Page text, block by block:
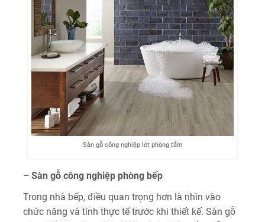
Sàn gỗ công nghiệp lót phòng tắm
– Sàn gỗ công nghiệp phòng bếp
Trong nhà bếp, điều quan trọng hơn là nhìn vào
chức năng và tính thực tế trước khi thiết kế. Sàn gỗ